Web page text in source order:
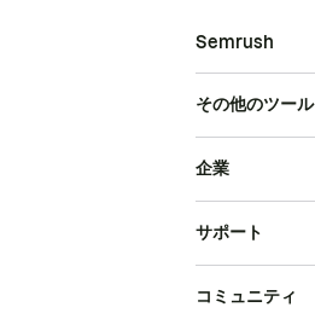
Semrush
その他のツール
企業
サポート
コミュニティ